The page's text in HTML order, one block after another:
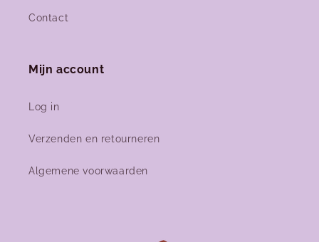
Contact
Mijn account
Log in
Verzenden en retourneren
Algemene voorwaarden